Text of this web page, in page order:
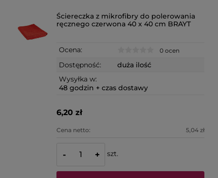
Ściereczka z mikrofibry do polerowania
ręcznego czerwona 40 x 40 cm BRAYT
Ocena: 0 ocen
Dostępność:
duża ilość
Wysyłka w:
48 godzin + czas dostawy
6,20 zł
Cena netto: 5,04 zł
- + szt.